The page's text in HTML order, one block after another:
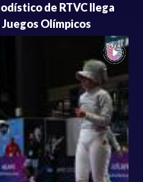
de RTVC llega
Olímpicos